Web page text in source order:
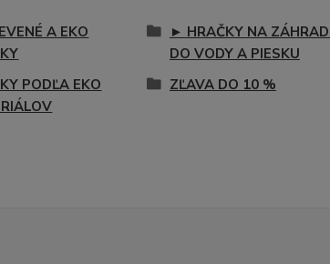
A EKO
► HRAČKY NA
DO VODY A PIESKU
PODĽA EKO
ZĽAVA DO 10 %